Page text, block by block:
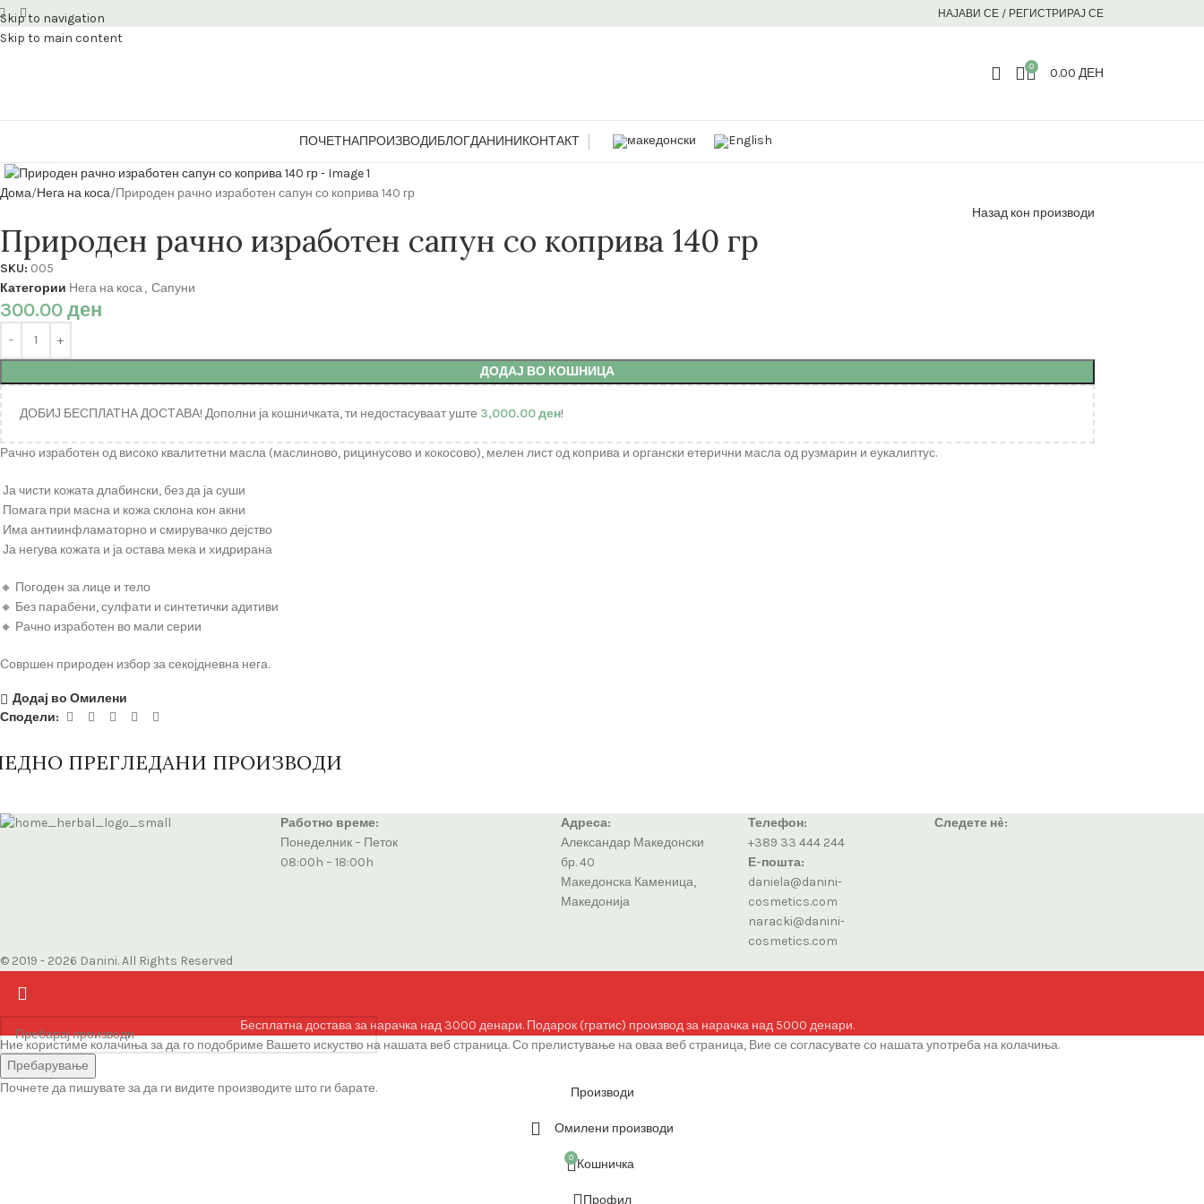
Skip to navigation
Skip to main content
НАЈАВИ СЕ / РЕГИСТРИРАЈ СЕ
0 0.00 ДЕН
ПОЧЕТНАПРОИЗВОДИБЛОГДАНИНИКОНТАКТ
Дома Нега на коса Природен рачно изработен сапун со коприва 140 гр
Назад кон производи
Природен рачно изработен сапун со коприва 140 гр
SKU: 005
Категории Нега на коса, Сапуни
300.00 ден
ДОДАЈ ВО КОШНИЦА
ДОБИЈ БЕСПЛАТНА ДОСТАВА! Дополни ја кошничката, ти недостасуваат уште 3,000.00ден!
Рачно изработен од високо квалитетни масла (маслиново, рицинусово и кокосово), мелен лист од коприва и органски етерични масла од рузмарин и еукалиптус.
Ја чисти кожата длабински, без да ја суши
Помага при масна и кожа склона кон акни
Има антиинфламаторно и смирувачко дејство
Ја негува кожата и ја остава мека и хидрирана
🔸 Погоден за лице и тело
🔸 Без парабени, сулфати и синтетички адитиви
🔸 Рачно изработен во мали серии
Совршен природен избор за секојдневна нега.
Додај во Омилени
Сподели:
ПРЕГЛЕДАНИ ПРОИЗВОДИ
Работно време:
Понеделник – Петок
08:00h – 18:00h
Адреса:
Александар Македонски
бр. 40
Македонска Каменица,
Македонија
Телефон:
+389 33 444 244
Е-пошта:
daniela@danini-
cosmetics.com
naracki@danini-
cosmetics.com
Следете нè:
© 2019 - 2026 Danini. All Rights Reserved
Пребарување
Почнете да пишувате за да ги видите производите што ги барате.
Бесплатна достава за нарачка над 3000 денари. Подарок (гратис) производ за нарачка над 5000 денари.
Ние користиме колачиња за да го подобриме Вашето искуство на нашата веб страница. Со прелистување на оваа веб страница, Вие се согласувате со нашата употреба на колачиња.
Се согласувам
Производи
Омилени производи
0 Кошничка
Профил